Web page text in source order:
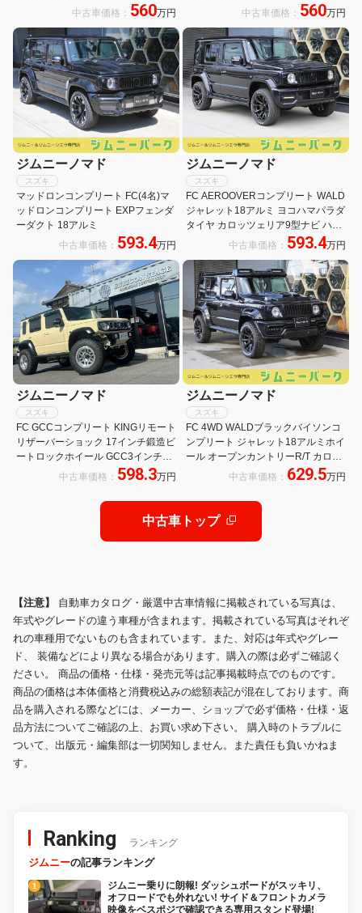
中古車価格： 560万円
中古車価格： 560万円
ジムニーノマド
スズキ
マッドロンコンプリート FC(4名)マ
ッドロンコンプリート EXPフェンダ
ーダクト 18アルミ
中古車価格： 593.4万円
ジムニーノマド
スズキ
FC AEROOVERコンプリート WALD
ジャレット18アルミ ヨコハマパラダ
タイヤ カロッツェリア9型ナビ ハイ
マウントバックカメラ ETC2.0 LED
テールランプ バックフォグランプ サ
イドモール
中古車価格： 593.4万円
ジムニーノマド
スズキ
FC GCCコンプリート KINGリモート
リザーバーショック 17インチ鍛造ビ
ートロックホイール GCC3インチサ
スペンションフルキット GCCフロン
ンパー 50mmフェンダ
中古車価格： 598.3万円
ジムニーノマド
スズキ
FC 4WD WALDブラックバイソンコ
ンプリート ジャレット18アルミホイ
ール オープンカントリーR/T カロッ
ツェリア9型ナビ バックカメラ
中古車価格： 629.5万円
中古車トップ
【注意】 自動車カタログ・厳選中古車情報に掲載されている写真は、
年式やグレードの違う車種が含まれます。掲載されている写真はそれぞ
れの車種用でないものも含まれています。また、対応は年式やグレー
ド、 装備などにより異なる場合があります。購入の際は必ずご確認く
ださい。 商品の価格・仕様・発売元等は記事掲載時点でのものです。
商品の価格は本体価格と消費税込みの総額表記が混在しております。商
品を購入される際などには、メーカー、ショップで必ず価格・仕様・返
品方法についてご確認の上、お買い求め下さい。 購入時のトラブルに
ついて、出版元・編集部は一切関知しません。また責任も負いかねま
す。
Ranking ランキング
ジムニーの記事ランキング
ジムニー乗りに朗報! ダッシュボードがスッキリ、
オフロードでも外れない! サイド＆フロントカメラ
映像をベスポジで確認できる専用スタンド登場!